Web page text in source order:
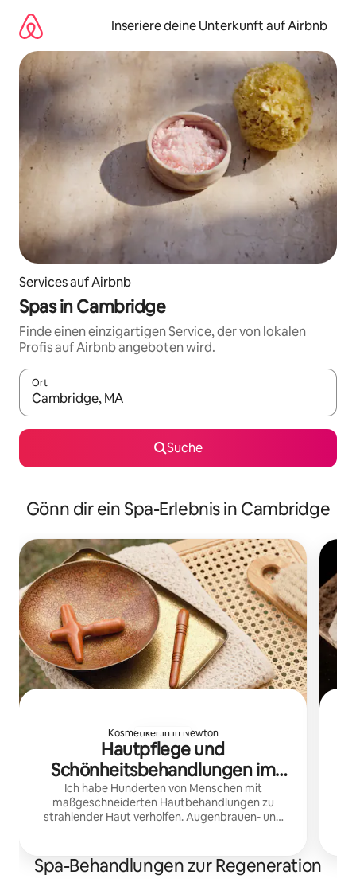
Inhalten
springen
Inseriere deine Unterkunft auf Airbnb
Services auf Airbnb
Spas in Cambridge
Finde einen einzigartigen Service, der von lokalen
Profis auf Airbnb angeboten wird.
Ort
Wenn Ergebnisse verfügbar sind, navigiere mit den
Suche
Gönn dir ein Spa-Erlebnis in Cambridge
Kosmetiker:in in Newton
Hautpflege und
Schönheitsbehandlungen im
Spa Paula B
Ich habe Hunderten von Menschen mit
maßgeschneiderten Hautbehandlungen zu
strahlender Haut verholfen. Augenbrauen- und
Spa-Behandlungen zur Regeneration